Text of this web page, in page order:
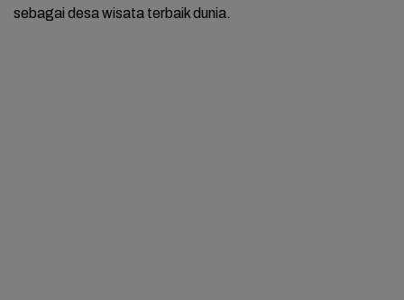
sebagai desa wisata terbaik dunia.